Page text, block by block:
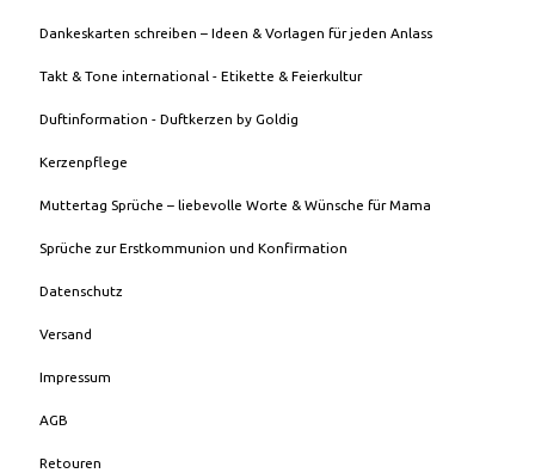
Dankeskarten schreiben – Ideen & Vorlagen für jeden Anlass
Takt & Tone international - Etikette & Feierkultur
Duftinformation - Duftkerzen by Goldig
Kerzenpflege
Muttertag Sprüche – liebevolle Worte & Wünsche für Mama
Sprüche zur Erstkommunion und Konfirmation
Datenschutz
Versand
Impressum
AGB
Retouren